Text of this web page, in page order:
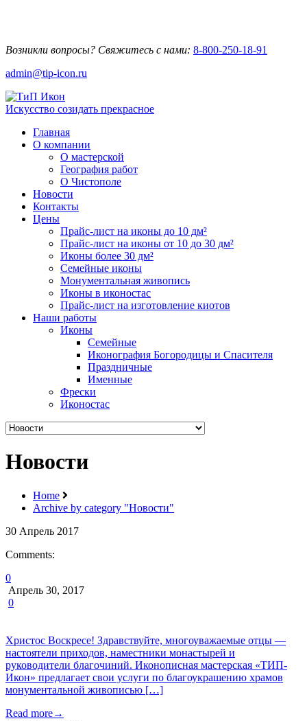
Возникли вопросы? Свяжитесь с нами: 8-800-250-18-91
admin@tip-icon.ru
Искусство созидать прекрасное
Главная
О компании
О мастерской
География работ
О Чистополе
Новости
Контакты
Цены
Прайс-лист на иконы до 10 дм²
Прайс-лист на иконы от 10 до 30 дм²
Иконы более 30 дм²
Семейные иконы
Монументальная живопись
Иконы в иконостас
Прайс-лист на изготовление киотов
Наши работы
Иконы
Семейные
Иконография Богородицы и Спасителя
Праздничные
Именные
Фрески
Иконостас
Новости
Home
Archive by category "Новости"
30 Апрель 2017
Comments:
0
Апрель 30, 2017
0
Христос Воскресе! Здравствуйте, многоуважаемые отцы —
настоятели приходов, наместники монастырей и
руководители благочиний. Иконописная мастерская «ТИП-
Икон» предлагает свои услуги по благоукрашению храмов
монументальной живописью […]
Read more→